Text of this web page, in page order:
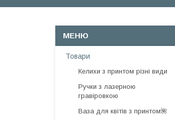
Товари
Келихи з принтом різні види
Ручки з лазерною
гравіровкою
Ваза для квітів з принтом🌺